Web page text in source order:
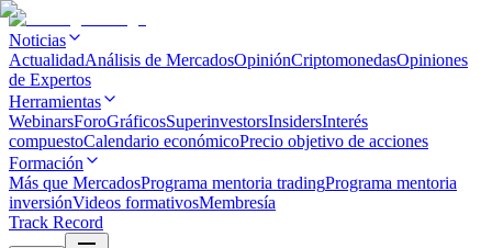
Noticias
ActualidadAnálisis de MercadosOpiniónCriptomonedasOpiniones
de Expertos
Herramientas
WebinarsForoGráficosSuperinvestorsInsidersInterés
compuestoCalendario económicoPrecio objetivo de acciones
Formación
Más que MercadosPrograma mentoria tradingPrograma mentoria
inversiónVideos formativosMembresía
Track Record